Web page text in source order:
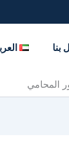
بنا
المحامي